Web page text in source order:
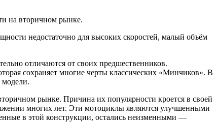
на вторичном рынке.
недостаточно для высоких скоростей, малый объём
отличаются от своих предшественников.
сохраняет многие черты классических «Минчиков». В
модели.
рынке. Причина их популярности кроется в своей
многих лет. Эти мотоциклы являются улучшенными
в этой конструкции, остались неизменными —